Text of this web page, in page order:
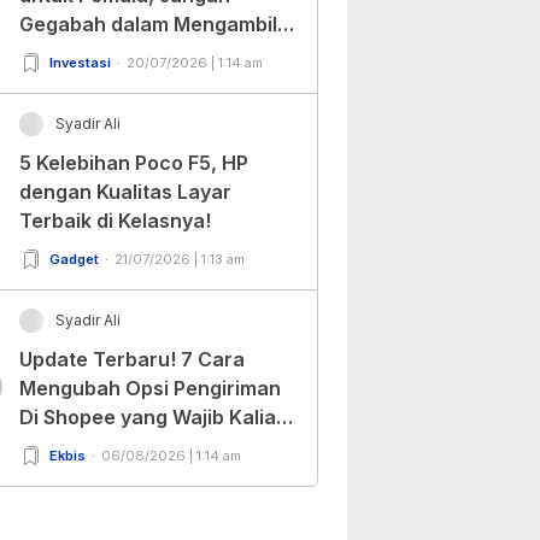
Gegabah dalam Mengambil
Keputusan!
Investasi 20/07/2026 | 1:14 am
Syadir Ali
5 Kelebihan Poco F5, HP
dengan Kualitas Layar
Terbaik di Kelasnya!
Gadget 21/07/2026 | 1:13 am
Syadir Ali
Update Terbaru! 7 Cara
Mengubah Opsi Pengiriman
Di Shopee yang Wajib Kalian
Ketahui!
Ekbis 06/08/2026 | 1:14 am